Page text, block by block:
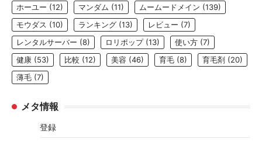
ホーユー (12) マンダム (11) ムームードメイン (139)
モウダス (10) ランキング (13) レビュー (7)
レンタルサーバー (8) ロリポップ(13) 使い方 (7)
健康 (53) 比較 (12) 美容 (46) 育毛 (8) 育毛剤 (20)
薄毛 (7)
メタ情報
登録